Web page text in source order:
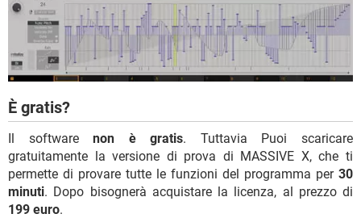
È gratis?
Il softwarenon è gratis. Tuttavia Puoi scaricare
gratuitamente la versione di prova di MASSIVE X, che ti
permette di provare tutte le funzioni del programma per 30
minuti. Dopo bisognerà acquistare la licenza, al prezzo di
199 euro.